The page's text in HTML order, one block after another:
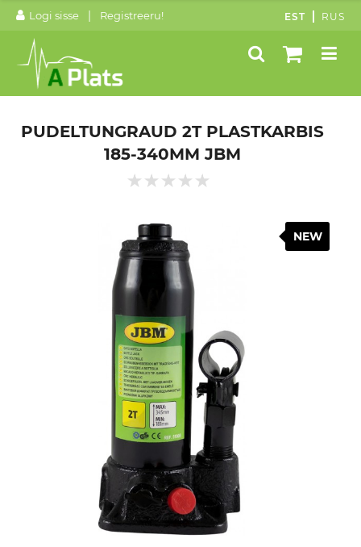
Logi sisse | Registreeru! EST RUS
PUDELTUNGRAUD 2T PLASTKARBIS
185-340MM JBM
NEW